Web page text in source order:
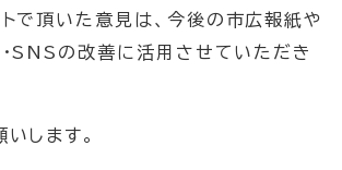
で頂いた意見は、今後の市広報紙や
・SNSの改善に活用させていただき
します。